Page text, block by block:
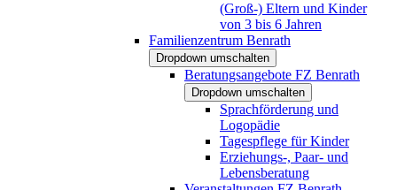
(Groß-) Eltern und Kinder
von 3 bis 6 Jahren
Familienzentrum Benrath
Dropdown umschalten
Beratungsangebote FZ Benrath
Dropdown umschalten
Sprachförderung und
Logopädie
Tagespflege für Kinder
Erziehungs-, Paar- und
Lebensberatung